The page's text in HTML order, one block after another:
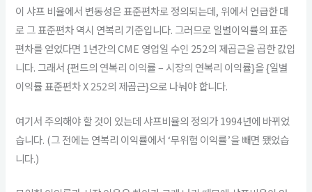
이 샤프 비율에서 변동성은 표준편차로 정의되는데, 위에서 언급한 대
로 그 표준편차 역시 연복리 기준입니다. 그러므로 일별이익률의 표준
편차를 얻었다면 1년간의 CME 영업일 수인 252의 제곱근을 곱한 값입
니다. 그래서 {펀드의 연복리 이익률 – 시장의 연복리 이익률}을 {일별
이익률 표준편차 X 252의 제곱근}으로 나눠야 합니다.
여기서 주의해야 할 것이 있는데 샤프비율의 정의가 1994년에 바뀌었
습니다. (그 전에는 연복리 이익률에서 ‘무위험 이익률’을 빼면 됐었습
니다.)